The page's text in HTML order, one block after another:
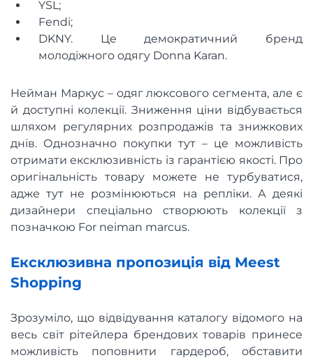
YSL;
Fendi;
DKNY. Це демократичний бренд
молодіжного одягу Donna Karan.
Нейман Маркус – одяг люксового сегмента, але є
й доступні колекції. Зниження ціни відбувається
шляхом регулярних розпродажів та знижкових
днів. Однозначно покупки тут – це можливість
отримати ексклюзивність із гарантією якості. Про
оригінальність товару можете не турбуватися,
адже тут не розмінюються на репліки. А деякі
дизайнери спеціально створюють колекції з
позначкою For neiman marcus.
Ексклюзивна пропозиція від Meest
Shopping
Зрозуміло, що відвідування каталогу відомого на
весь світ рітейлера брендових товарів принесе
можливість поповнити гардероб, обставити